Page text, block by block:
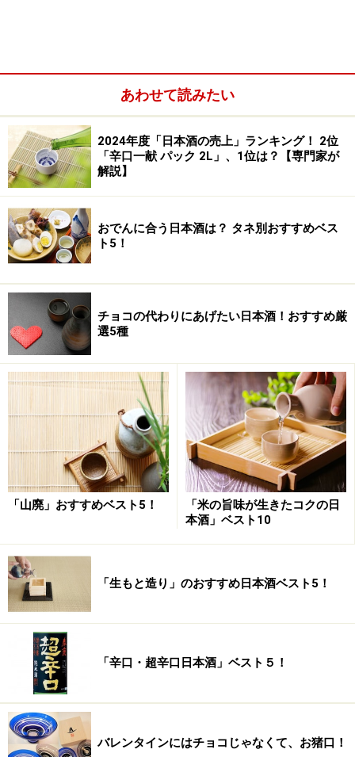
醸」。同じく風の盆の地で嘉永元年に創業した福鶴酒造
（株）は有機栽培米コシヒカリを100％使用「純米酒
風の盆」があり、土産にもピッタリ。そして中でもとく
ににおすすめしたいのは、大正5年創業の
（株）である。
なぜおすすめなのか。それは、雑誌PENの「星付き50銘
柄が決定！おいしい日本酒」特集号のなかで行った、日
本酒審査会にて見事三ツ星を獲得した銘柄のお蔵だから
だ。はい、私が審査員をつとめました。
その美味しさの理由は雑誌をご覧いただくとしても、夫
婦で造る「羽根屋」
の旨味と適度な華やかさと飲み飽きしない後味と（きり
がない）が素晴らしいバランスで、私以外の審査員の評
価もすこぶる高かった（だから三ツ星なのだが）。
首都圏から近くなった富山の地酒としては、なにをおい
てもお試しいただきたい。
あわせて読みたい
2024年度「日本酒の売上」ランキング！ 2位
「辛口一献 パック 2L」、1位は？【専門家が
解説】
おでんに合う日本酒は？ タネ別おすすめベス
ト5！
チョコの代わりにあげたい日本酒！おすすめ厳
選5種
「山廃」おすすめベスト5！
「米の旨味が生きたコクの日
本酒」ベスト10
「生もと造り」のおすすめ日本酒ベスト5！
「辛口・超辛口日本酒」ベスト５！
バレンタインにはチョコじゃなくて、お猪口！